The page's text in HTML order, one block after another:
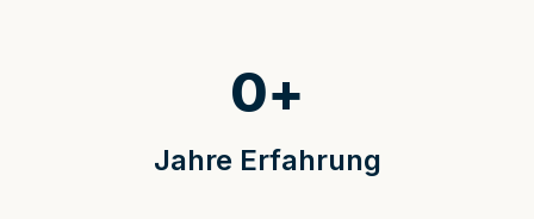
Jahre Erfahrung
0+